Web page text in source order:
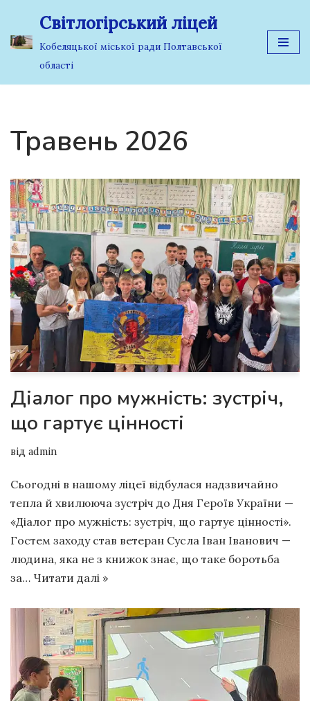
Перейти
Світлогірський ліцей
Кобеляцької міської ради Полтавської
області
Травень 2026
Діалог про мужність: зустріч,
що гартує цінності
від admin
Сьогодні в нашому ліцеї відбулася надзвичайно
тепла й хвилююча зустріч до Дня Героїв України —
«Діалог про мужність: зустріч, що гартує цінності».
Гостем заходу став ветеран Сусла Іван Іванович —
людина, яка не з книжок знає, що таке боротьба
за… Читати далі »